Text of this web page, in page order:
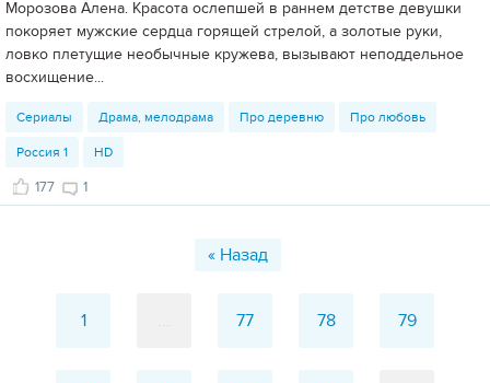
Морозова Алена. Красота ослепшей в раннем детстве девушки
покоряет мужские сердца горящей стрелой, а золотые руки,
ловко плетущие необычные кружева, вызывают неподдельное
восхищение...
Сериалы Драма, мелодрама Про деревню Про любовь
Россия 1 HD
177 1
« Назад
1 77 78 79